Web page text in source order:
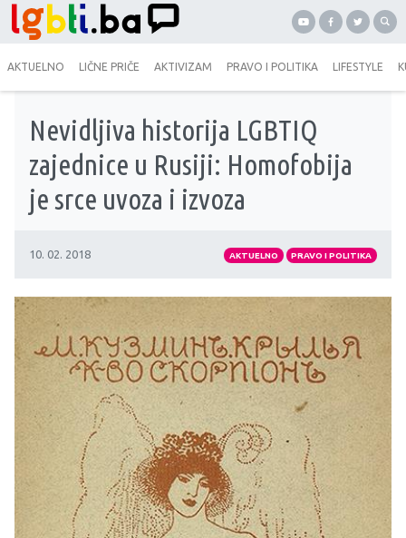
AKTUELNO LIČNE PRIČE AKTIVIZAM PRAVO I POLITIKA LIFESTYLE
Nevidljiva historija LGBTIQ
zajednice u Rusiji: Homofobija
je srce uvoza i izvoza
10. 02. 2018 AKTUELNO PRAVO I POLITIKA